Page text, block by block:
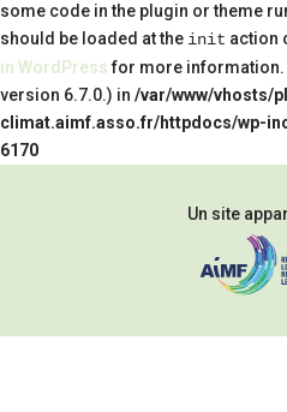
some code in the plugin or theme
should be loaded at the init action
in WordPressfor more information.
version 6.7.0.) in /var/www/vhosts/
climat.aimf.asso.fr/httpdocs/wp-
6170
Un site